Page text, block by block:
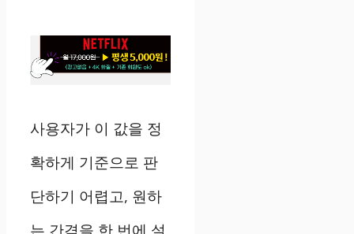
사용자가 이 값을 정
확하게 기준으로 판
단하기 어렵고, 원하